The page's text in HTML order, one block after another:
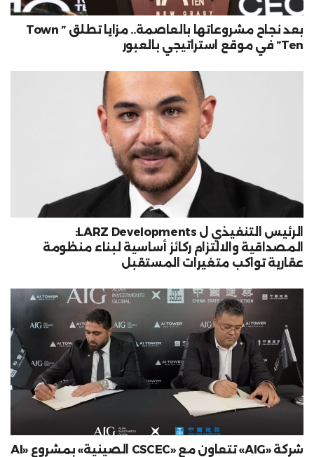
بعد نجاح مشروعاتها بالعاصمة.. مزايا تطلق ” Town
Ten” في موقع استراتيجي بالعبور
الرئيس التنفيذي ل LARZ Developments:
المصداقية والالتزام ركائز أساسية لبناء منظومة
عقارية تواكب متغيرات المستقبل
شركة «AIG» تتعاون مع «CSCEC الصينية» بمشروع «AI